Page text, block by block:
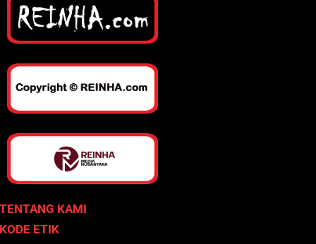
TENTANG KAMI
KODE ETIK